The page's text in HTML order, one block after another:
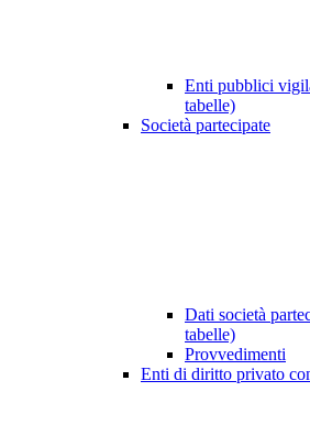
Enti pubblici
tabelle)
Società partecipate
Dati società
tabelle)
Provvedimenti
Enti di diritto privato